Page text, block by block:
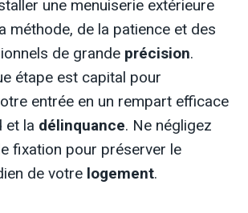
une menuiserie extérieure
méthode, de la patience et des
de grande précision.
étape est capital pour
entrée en un rempart efficace
et la délinquance. Ne négligez
fixation pour préserver le
de votre logement.